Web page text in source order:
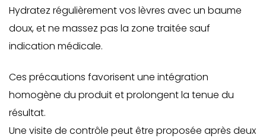
Hydratez régulièrement vos lèvres avec un baume
doux, et ne massez pas la zone traitée sauf
indication médicale.
Ces précautions favorisent une intégration
homogène du produit et prolongent la tenue du
résultat.
Une visite de contrôle peut être proposée après deux